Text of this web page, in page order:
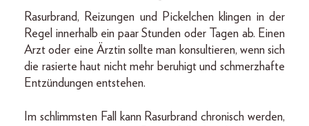
Rasurbrand, Reizungen und Pickelchen klingen in der
Regel innerhalb ein paar Stunden oder Tagen ab. Einen
Arzt oder eine Ärztin sollte man konsultieren, wenn sich
die rasierte haut nicht mehr beruhigt und schmerzhafte
Entzündungen entstehen.
Im schlimmsten Fall kann Rasurbrand chronisch werden,